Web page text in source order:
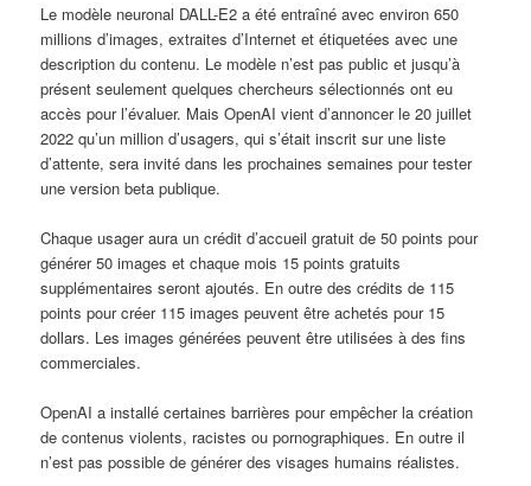
Le modèle neuronal DALL-E2 a été entraîné avec environ 650
millions d’images, extraites d’Internet et étiquetées avec une
description du contenu. Le modèle n’est pas public et jusqu’à
présent seulement quelques chercheurs sélectionnés ont eu
accès pour l’évaluer. Mais OpenAI vient d’annoncer le 20 juillet
2022 qu’un million d’usagers, qui s’était inscrit sur une liste
d’attente, sera invité dans les prochaines semaines pour tester
une version beta publique.
Chaque usager aura un crédit d’accueil gratuit de 50 points pour
générer 50 images et chaque mois 15 points gratuits
supplémentaires seront ajoutés. En outre des crédits de 115
points pour créer 115 images peuvent être achetés pour 15
dollars. Les images générées peuvent être utilisées à des fins
commerciales.
OpenAI a installé certaines barrières pour empêcher la création
de contenus violents, racistes ou pornographiques. En outre il
n’est pas possible de générer des visages humains réalistes.